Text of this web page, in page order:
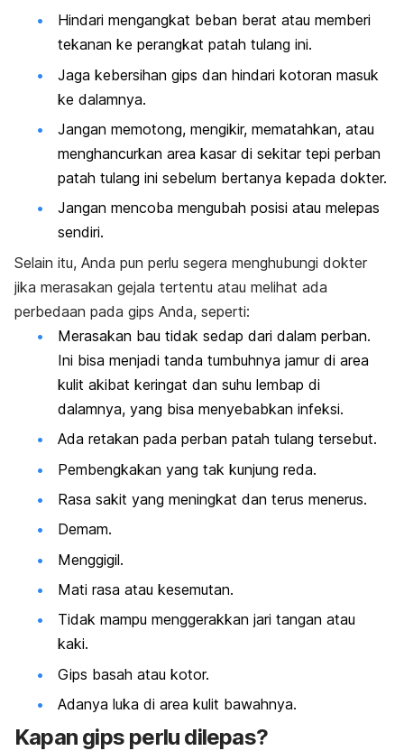
Hindari mengangkat beban berat atau memberi
tekanan ke perangkat patah tulang ini.
Jaga kebersihan gips dan hindari kotoran masuk
ke dalamnya.
Jangan memotong, mengikir, mematahkan, atau
menghancurkan area kasar di sekitar tepi perban
patah tulang ini sebelum bertanya kepada dokter.
Jangan mencoba mengubah posisi atau melepas
sendiri.
Selain itu, Anda pun perlu segera menghubungi dokter
jika merasakan gejala tertentu atau melihat ada
perbedaan pada gips Anda, seperti:
Merasakan bau tidak sedap dari dalam perban.
Ini bisa menjadi tanda tumbuhnya jamur di area
kulit akibat keringat dan suhu lembap di
dalamnya, yang bisa menyebabkan infeksi.
Ada retakan pada perban patah tulang tersebut.
Pembengkakan yang tak kunjung reda.
Rasa sakit yang meningkat dan terus menerus.
Demam.
Menggigil.
Mati rasa atau kesemutan.
Tidak mampu menggerakkan jari tangan atau
kaki.
Gips basah atau kotor.
Adanya luka di area kulit bawahnya.
Kapan gips perlu dilepas?